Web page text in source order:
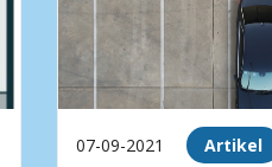
07-09-2021 Artikel